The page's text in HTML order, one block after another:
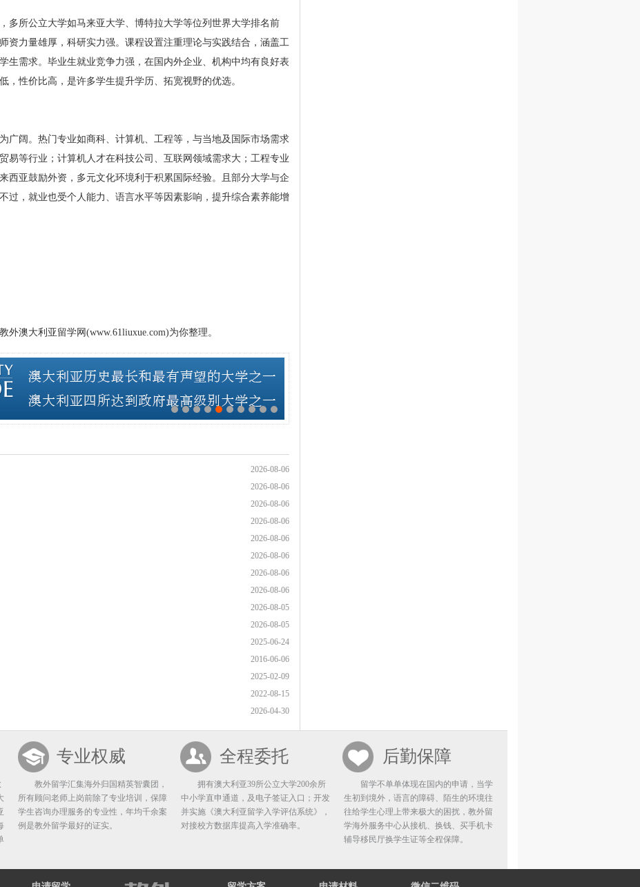
多所公立大学如马来亚大学、博特拉大学等位列世界大学排名前
资力量雄厚，科研实力强。课程设置注重理论与实践结合，涵盖工
生需求。毕业生就业竞争力强，在国内外企业、机构中均有良好表
，性价比高，是许多学生提升学历、拓宽视野的优选。
广阔。热门专业如商科、计算机、工程等，与当地及国际市场需求
易等行业；计算机人才在科技公司、互联网领域需求大；工程专业
西亚鼓励外资，多元文化环境利于积累国际经验。且部分大学与企
过，就业也受个人能力、语言水平等因素影响，提升综合素养能增
外澳大利亚留学网(www.61liuxue.com)为你整理。
2026-08-06
2026-08-06
2026-08-06
2026-08-06
2026-08-06
2026-08-06
2026-08-06
2026-08-06
2026-08-05
2026-08-05
2025-06-24
2016-06-06
2025-02-09
2022-08-15
2026-04-30
专业权威
教外留学汇集海外归国精英智囊团，
所有顾问老师上岗前除了专业培训，保障
学生咨询办理服务的专业性，年均千余案
例是教外留学最好的证实。
全程委托
拥有澳大利亚39所公立大学200余所
中小学直申通道，及电子签证入口；开发
并实施《澳大利亚留学入学评估系统》，
对接校方数据库提高入学准确率。
后勤保障
留学不单单体现在国内的申请，当学
生初到境外，语言的障碍、陌生的环境往
往给学生心理上带来极大的困扰，教外留
学海外服务中心从接机、换钱、买手机卡
辅导移民厅换学生证等全程保障。